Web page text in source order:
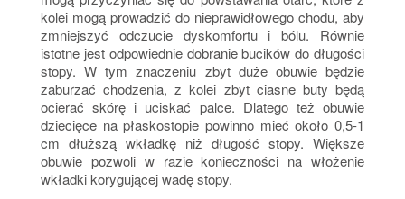
kolei mogą prowadzić do nieprawidłowego chodu, aby
zmniejszyć odczucie dyskomfortu i bólu. Równie
istotne jest odpowiednie dobranie bucików do długości
stopy. W tym znaczeniu zbyt duże obuwie będzie
zaburzać chodzenia, z kolei zbyt ciasne buty będą
ocierać skórę i uciskać palce. Dlatego też obuwie
dziecięce na płaskostopie powinno mieć około 0,5-1
cm dłuższą wkładkę niż długość stopy. Większe
obuwie pozwoli w razie konieczności na włożenie
wkładki korygującej wadę stopy.